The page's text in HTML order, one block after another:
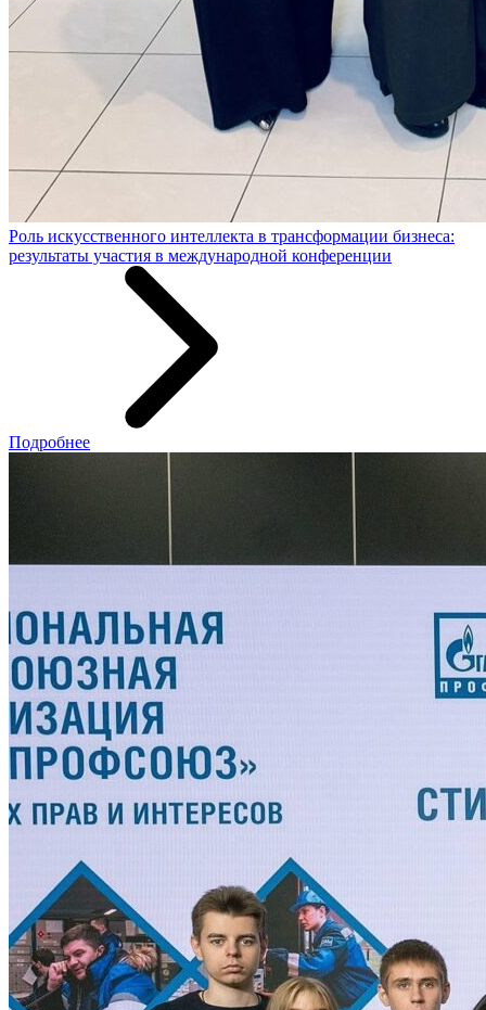
Роль искусственного интеллекта в трансформации бизнеса:
результаты участия в международной конференции
Подробнее